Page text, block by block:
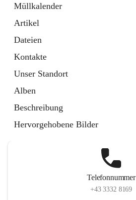
Müllkalender
Artikel
Dateien
Kontakte
Unser Standort
Alben
Beschreibung
Hervorgehobene Bilder
Telefonnummer
+43 3332 8169